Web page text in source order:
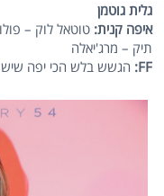
גלית גוטמן
איפה קנית:
תיק – מרג'יאלה
FF: הגשש בלש הכי יפה שיש